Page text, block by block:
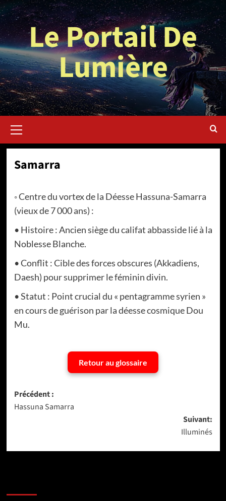
Aller
au
contenuLe Portail De
Lumière
principal
Samarra
◦ Centre du vortex de la Déesse Hassuna-Samarra
(vieux de 7 000 ans) :
• Histoire : Ancien siège du califat abbasside lié à la
Noblesse Blanche.
• Conflit : Cible des forces obscures (Akkadiens,
Daesh) pour supprimer le féminin divin.
• Statut : Point crucial du « pentagramme syrien »
en cours de guérison par la déesse cosmique Dou
Mu.
Retour au glossaire
Navigation
d’article
Précédent :
Hassuna Samarra
Suivant:
Illuminés